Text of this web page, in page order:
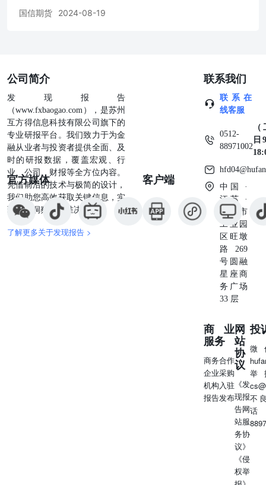
国信期货 2024-08-19
公司简介
发现报告
（www.fxbaogao.com），是苏州
互方得信息科技有限公司旗下的
专业研报平台。我们致力于为金
融从业者与投资者提供全面、及
时的研报数据，覆盖宏观、行
业、公司、财报等全方位内容。
凭借前沿的技术与极简的设计，
我们助您高效获取关键信息，实
现深度洞察与精准决策。
了解更多关于发现报告 >
官方媒体 客户端
联系我们
联系在
线客服
0512-
88971002
日
中国 ·
江苏 ·
苏州市
工业园
区旺墩
路269
号圆融
星座商
务广场
33 层
商业
服务
商务合作
企业采购
机构入驻
报告发布
网
站
协
议
《发
现报
告网
站服
务协
议》
《侵
权举
投
微
举
不